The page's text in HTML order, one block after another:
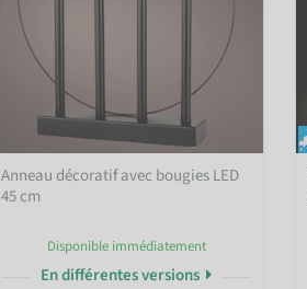
Anneau décoratif avec bougies LED
45 cm
Disponible immédiatement
En différentes versions